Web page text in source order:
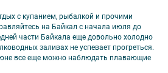
с купанием, рыбалкой и прочими
на Байкал с начала июля до
части Байкала еще довольно холодно
заливах не успевает прогреться.
все еще можно наблюдать плавающие